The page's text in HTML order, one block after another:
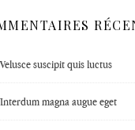
Velusce suscipit quis luctus
Interdum magna augue eget